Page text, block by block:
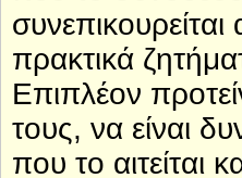
πρακτικά
Επιπλέον
τους, να είναι
που το αιτείται